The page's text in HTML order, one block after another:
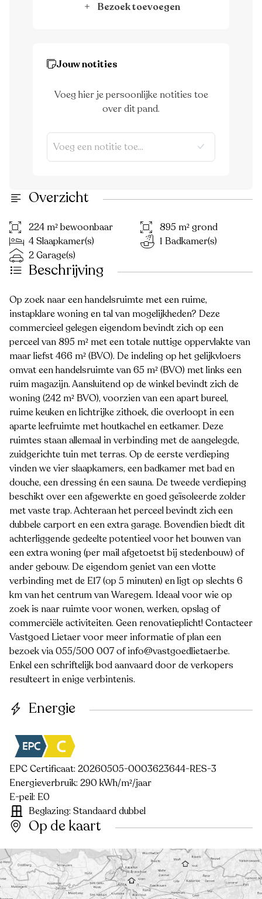
Bezoek toevoegen
Jouw notities
Voeg hier je persoonlijke notities toe
over dit pand.
Overzicht
224 m² bewoonbaar
895 m² grond
4 Slaapkamer(s)
1 Badkamer(s)
2 Garage(s)
Beschrijving
Op zoek naar een handelsruimte met een ruime,
instapklare woning en tal van mogelijkheden? Deze
commercieel gelegen eigendom bevindt zich op een
perceel van 895 m² met een totale nuttige oppervlakte van
maar liefst 466 m² (BVO). De indeling op het gelijkvloers
omvat een handelsruimte van 65 m² (BVO) met links een
ruim magazijn. Aansluitend op de winkel bevindt zich de
woning (242 m² BVO), voorzien van een apart bureel,
ruime keuken en lichtrijke zithoek, die overloopt in een
aparte leefruimte met houtkachel en eetkamer. Deze
ruimtes staan allemaal in verbinding met de aangelegde,
zuidgerichte tuin met terras. Op de eerste verdieping
vinden we vier slaapkamers, een badkamer met bad en
douche, een dressing én een sauna. De tweede verdieping
beschikt over een afgewerkte en goed geïsoleerde zolder
met vaste trap. Achteraan het perceel bevindt zich een
dubbele carport en een extra garage. Bovendien biedt dit
achterliggende gedeelte potentieel voor het bouwen van
een extra woning (per mail afgetoetst bij stedenbouw) of
ander gebouw. De eigendom geniet van een vlotte
verbinding met de E17 (op 5 minuten) en ligt op slechts 6
km van het centrum van Waregem. Ideaal voor wie op
zoek is naar ruimte voor wonen, werken, opslag of
commerciële activiteiten. Geen renovatieplicht! Contacteer
Vastgoed Lietaer voor meer informatie of plan een
bezoek via 055/500 007 of info@vastgoedlietaer.be.
Enkel een schriftelijk bod aanvaard door de verkopers
resulteert in enige verbintenis.
Energie
EPC Certificaat: 20260505-0003623644-RES-3
Energieverbruik: 290 kWh/m²/jaar
E-peil: E0
Beglazing: Standaard dubbel
Op de kaart